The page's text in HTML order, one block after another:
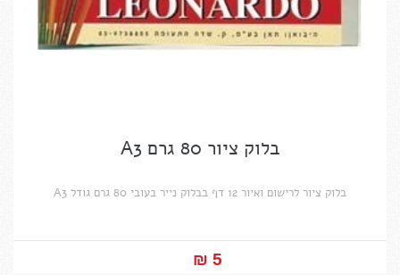
בלוק ציור 80 גרם A3
בלוק ציור לרישום ואיור 12 דף בבלוק נייר בעובי 80 גרם גודל A3
5 ₪‎